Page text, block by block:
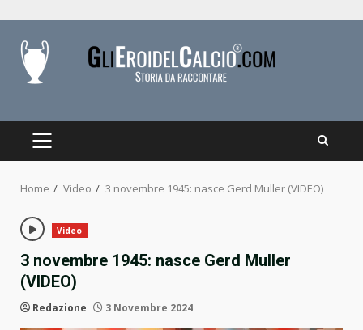
content
PRIMARY
Home Video 3 novembre 1945: nasce Gerd Muller (VIDEO)
Video
3 novembre 1945: nasce Gerd Muller
(VIDEO)
Redazione 3 Novembre 2024